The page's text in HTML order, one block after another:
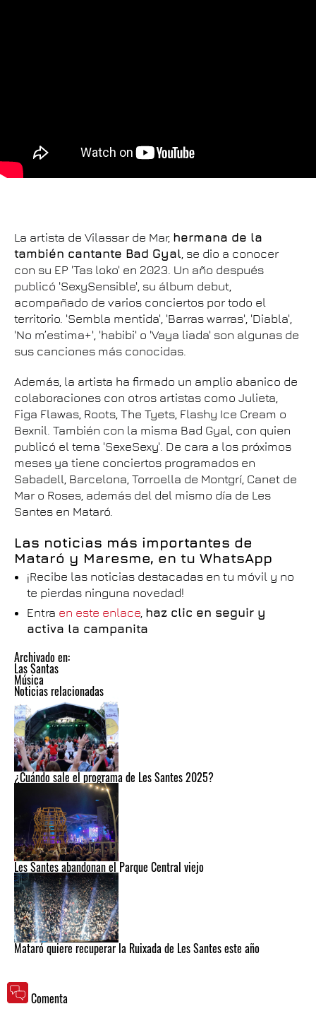
Noticias relacionadas
¿Cuándo sale el programa de Les Santes 2025?
Les Santes abandonan el Parque Central viejo
Mataró quiere recuperar la Ruixada de Les Santes este año
La artista de Vilassar de Mar, hermana de la
también cantante Bad Gyal , se dio a conocer
con su EP 'Tas loko' en 2023. Un año después
publicó 'SexySensible', su álbum debut,
acompañado de varios conciertos por todo el
territorio. 'Sembla mentida', 'Barras warras', 'Diabla',
'No m’estima+', 'habibi' o 'Vaya liada' son algunas de
sus canciones más conocidas.
Además, la artista ha firmado un amplio abanico de
colaboraciones con otros artistas como Julieta,
Figa Flawas, Roots, The Tyets, Flashy Ice Cream o
Bexnil. También con la misma Bad Gyal, con quien
publicó el tema 'SexeSexy'. De cara a los próximos
meses ya tiene conciertos programados en
Sabadell, Barcelona, Torroella de Montgrí, Canet de
Mar o Roses, además del del mismo día de Les
Santes en Mataró.
Las noticias más importantes de
Mataró y Maresme, en tu WhatsApp
¡Recibe las noticias destacadas en tu móvil y no
te pierdas ninguna novedad!
Entra en este enlace haz clic en seguir y
activa la campanita
Archivado en:
Las Santas
Música
Comenta